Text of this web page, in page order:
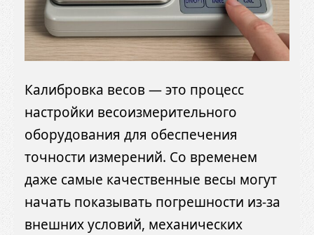
Калибровка весов — это процесс
настройки весоизмерительного
оборудования для обеспечения
точности измерений. Со временем
даже самые качественные весы могут
начать показывать погрешности из-за
внешних условий, механических